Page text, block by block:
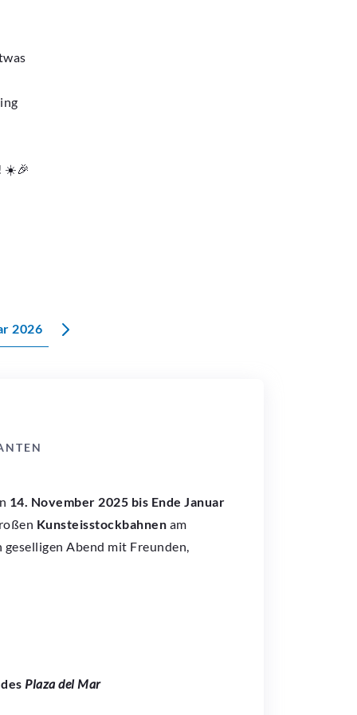
☀️🎉
2026
14. November 2025 bis Ende Januar
Kunsteisstockbahnen am
Abend mit Freunden,
Plaza del Mar